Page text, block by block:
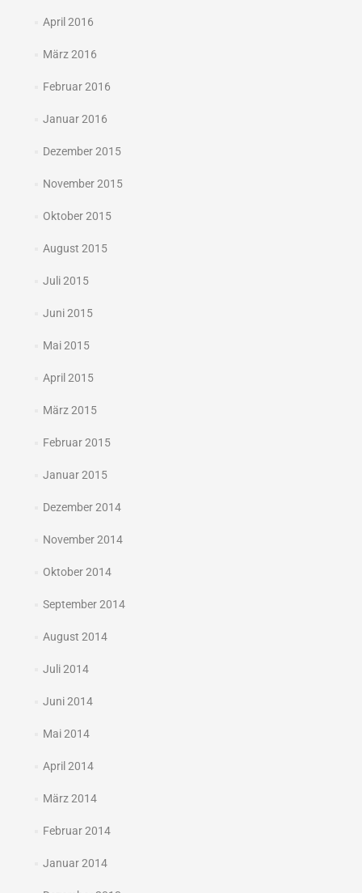
April 2016
März 2016
Februar 2016
Januar 2016
Dezember 2015
November 2015
Oktober 2015
August 2015
Juli 2015
Juni 2015
Mai 2015
April 2015
März 2015
Februar 2015
Januar 2015
Dezember 2014
November 2014
Oktober 2014
September 2014
August 2014
Juli 2014
Juni 2014
Mai 2014
April 2014
März 2014
Februar 2014
Januar 2014